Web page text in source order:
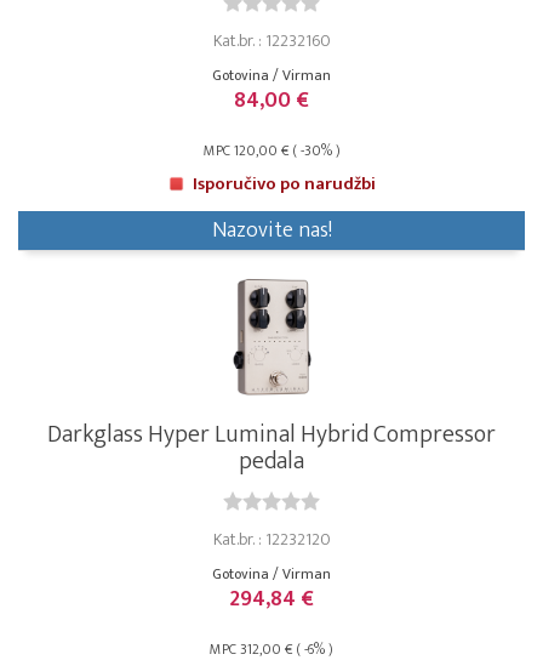
Kat.br. : 12232160
Gotovina / Virman
84,00 €
MPC 120,00 € ( -30% )
Isporučivo po narudžbi
Nazovite nas!
Darkglass Hyper Luminal Hybrid Compressor
pedala
Kat.br. : 12232120
Gotovina / Virman
294,84 €
MPC 312,00 € ( -6% )